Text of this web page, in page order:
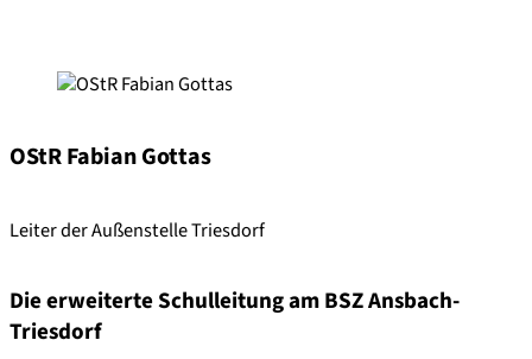
OStR Fabian Gottas
Leiter der Außenstelle Triesdorf
Die erweiterte Schulleitung am BSZ Ansbach-
Triesdorf